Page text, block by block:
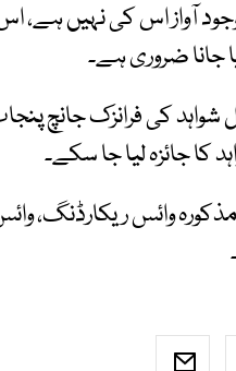
آواز اس کی نہیں ہے،
جانا ضروری ہے۔
کی فرانزک جانچ
کا جائزہ لیا جا سکے۔
وائس ریکارڈنگ،